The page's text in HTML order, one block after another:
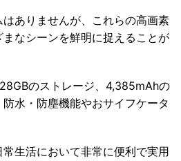
ありませんが、これらの高画素
なシーンを鮮明に捉えることが
のストレージ、4,385mAhの
水・防塵機能やおサイフケータ
生活において非常に便利で実用